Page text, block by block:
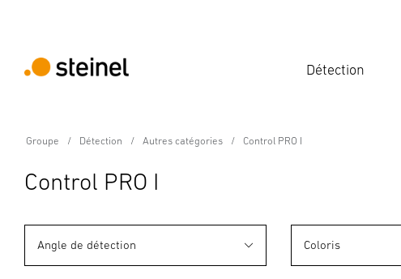
Détection
Groupe Détection Autres catégories Control PRO I
Control PRO I
Angle de détection Coloris